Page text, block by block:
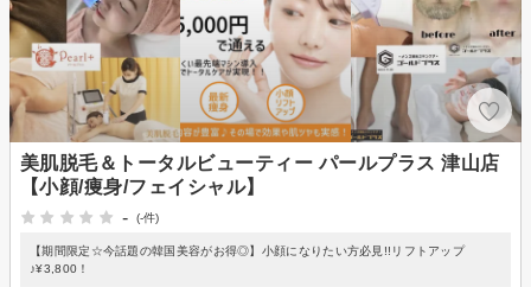
美肌脱毛＆トータルビューティー パールプラス 津山店
【小顔/痩身/フェイシャル】
-
(-件)
【期間限定☆今話題の韓国美容がお得◎】小顔になりたい方必見!!リフトアップ
♪¥3,800！